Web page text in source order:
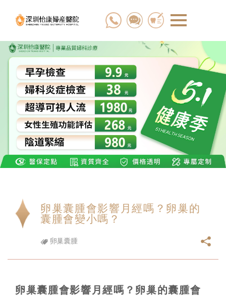
卵巢囊腫會影響月經嗎？卵巢的
囊腫會變小嗎？
卵巢囊腫
卵巢囊腫會影響月經嗎？卵巢的囊腫會